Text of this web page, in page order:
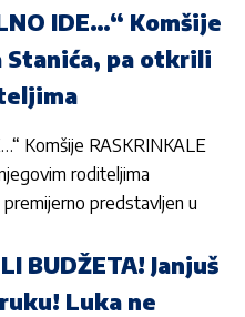
IDE…“ Komšije
Stanića, pa otkrili
Komšije RASKRINKALE
roditeljima
predstavljen u
BUDŽETA! Janjuš
Luka ne